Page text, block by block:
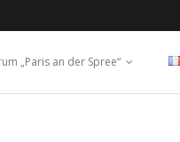
„Paris an der Spree“